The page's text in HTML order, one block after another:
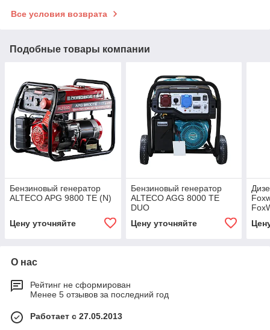
Все условия возврата
Подобные товары компании
Бензиновый генератор
ALTECO APG 9800 TE (N)
Цену уточняйте
Бензиновый генератор
ALTECO AGG 8000 TE
DUO
Цену уточняйте
О нас
Рейтинг не сформирован
Менее 5 отзывов за последний год
Работает с 27.05.2013